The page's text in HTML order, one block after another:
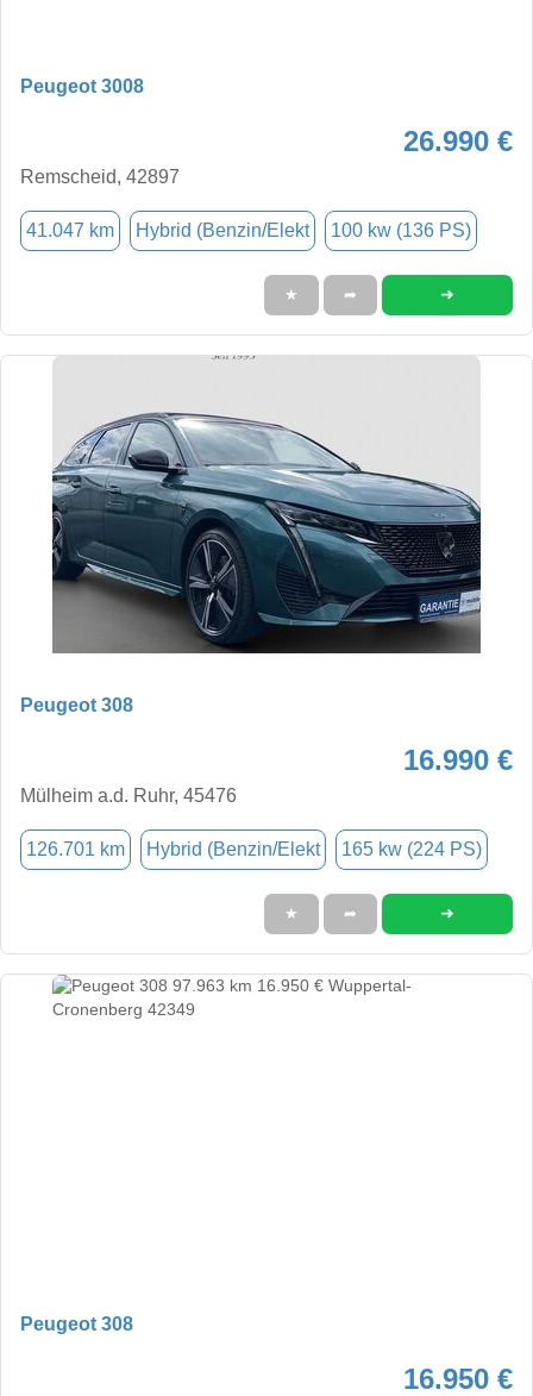
Peugeot 3008
26.990 €
Remscheid, 42897
41.047 km Hybrid (Benzin/Elekt 100 kw (136 PS)
★ ➦ ➜
Peugeot 308
16.990 €
Mülheim a.d. Ruhr, 45476
126.701 km Hybrid (Benzin/Elekt 165 kw (224 PS)
★ ➦ ➜
Peugeot 308
16.950 €